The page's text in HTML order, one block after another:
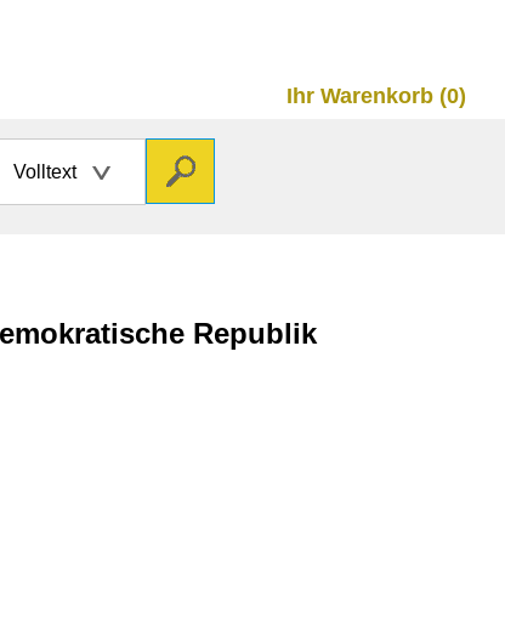
Ihr Warenkorb (0)
Volltext
Republik